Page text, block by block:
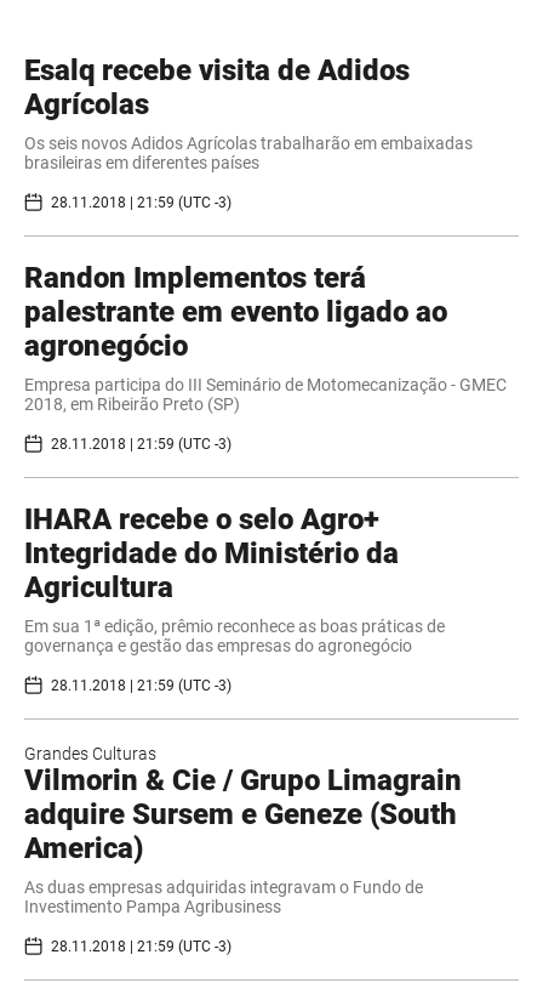
Esalq recebe visita de Adidos
Agrícolas
Os seis novos Adidos Agrícolas trabalharão em embaixadas
brasileiras em diferentes países
28.11.2018 | 21:59 (UTC -3)
Randon Implementos terá
palestrante em evento ligado ao
agronegócio
Empresa participa do III Seminário de Motomecanização - GMEC
2018, em Ribeirão Preto (SP)
28.11.2018 | 21:59 (UTC -3)
IHARA recebe o selo Agro+
Integridade do Ministério da
Agricultura
Em sua 1ª edição, prêmio reconhece as boas práticas de
governança e gestão das empresas do agronegócio
28.11.2018 | 21:59 (UTC -3)
Grandes Culturas
Vilmorin & Cie / Grupo Limagrain
adquire Sursem e Geneze (South
America)
As duas empresas adquiridas integravam o Fundo de
Investimento Pampa Agribusiness
28.11.2018 | 21:59 (UTC -3)